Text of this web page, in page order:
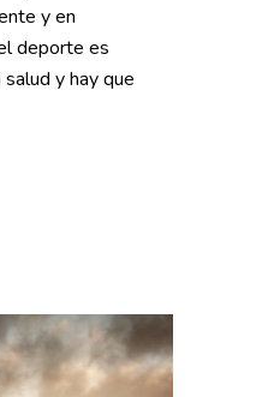
y en
deporte es
y hay que